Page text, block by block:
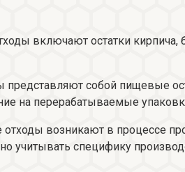
включают остатки кирпича,
собой пищевые
на перерабатываемые
возникают в процессе
учитывать специфику